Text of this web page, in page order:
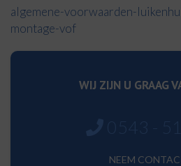
algemene-voorwaarden-
montage-vof
WIJ ZIJN U GRAAG
NEEM